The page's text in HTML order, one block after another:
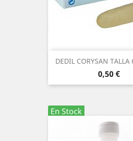
DEDIL CORYSAN TALLA
Precio
0,50 €
En Stock